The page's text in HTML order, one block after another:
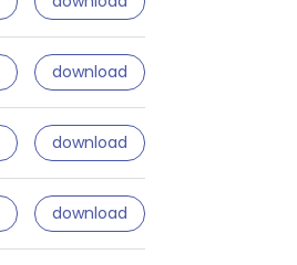
download
download
download